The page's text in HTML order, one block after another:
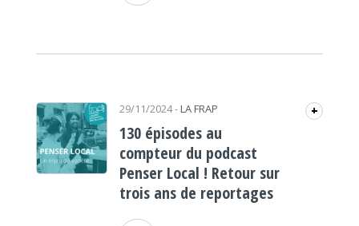
29/11/2024- LA FRAP +
130 épisodes au
compteur du podcast
Penser Local ! Retour sur
trois ans de reportages